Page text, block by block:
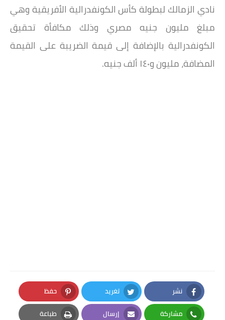
نادي الزمالك لبطولة كأس الكونفدرالية الأفريقية وهي
مبلغ مليون جنيه مصري وذلك مكافأة تحقيق
الكونفدرالية بالإضافة إلى قيمة الضريبة على القيمة
المضافة، مليون و١٤٠ ألف جنيه.
نشر
Facebook
تغريد
Twitter
حفظ
Pinterest
مشاركة إرسال طباعة